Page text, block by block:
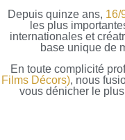
Depuis quinze ans, 16/
les plus
internationales et
base unique de
En toute complicité
Films Décors), nous
vous dénicher le